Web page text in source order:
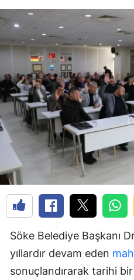
Söke Belediye Başkanı
yıllardır devam eden
sonuçlandırarak tarihi